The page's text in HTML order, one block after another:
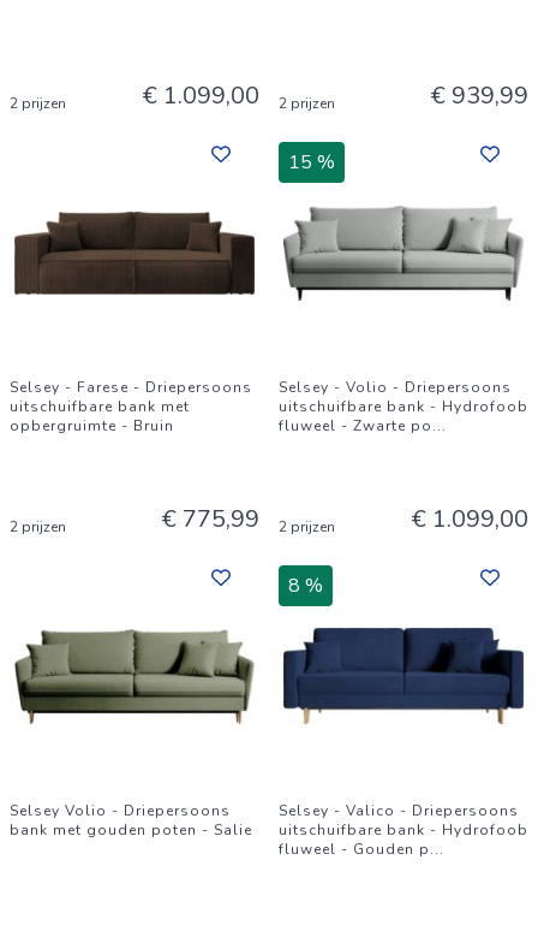
2 prijzen € 1.099,00 2 prijzen € 939,99
Selsey - Farese - Driepersoons
uitschuifbare bank met
opbergruimte - Bruin
2 prijzen € 775,99
15 %
Selsey - Volio - Driepersoons
uitschuifbare bank - Hydrofoob
fluweel - Zwarte po...
2 prijzen € 1.099,00
Selsey Volio - Driepersoons
bank met gouden poten - Salie
8 %
Selsey - Valico - Driepersoons
uitschuifbare bank - Hydrofoob
fluweel - Gouden p...